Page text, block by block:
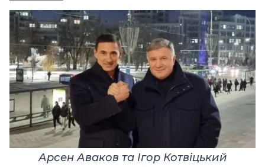
Арсен Аваков та Ігор Котвіцький